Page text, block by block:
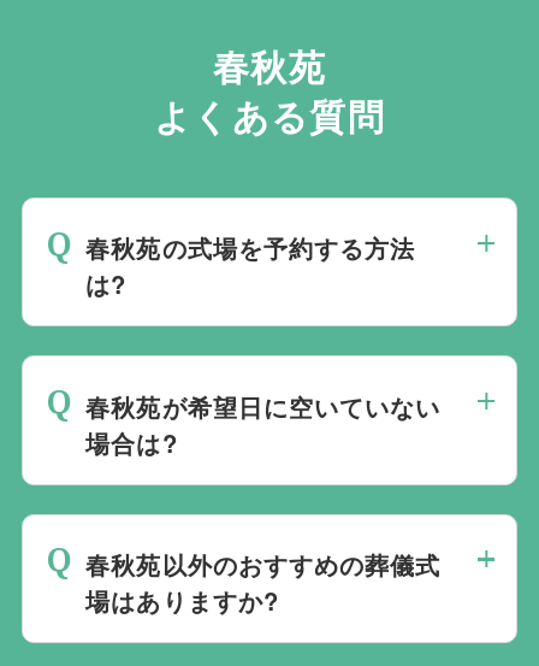
春秋苑
よくある質問
春秋苑の式場を予約する方法
は?
ご予約は葬儀社を通じたお手続きが必要で
す。万が一の際は、当社むすびすにご連絡
ください。式場のご予約はもちろん、ご搬
送・ご安置・ご葬儀・葬儀後の各種手続き
まで、すべて一貫してお手伝いいたしま
す。
春秋苑が希望日に空いていない
場合は?
います。また、1都3県1220式場と提携し
ておりますので、葬儀を検討している地域
周辺の式場を無料でご案内することも可能
春秋苑以外のおすすめの葬儀式
場はありますか?